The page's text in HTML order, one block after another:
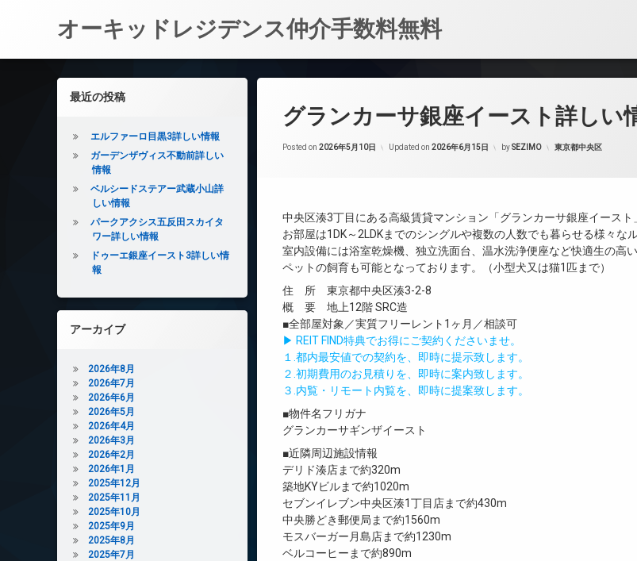
オーキッドレジデンス仲介手数料無料
グランカーサ銀座イースト詳しい
Posted on 2026年5月10日 Updated on 2026年6月15日 bySEZIMO カテゴリー:
東京都中央区
中央区湊3丁目にある高級賃貸マンション「グランカーサ銀座イース
お部屋は1DK～2LDKまでのシングルや複数の人数でも暮らせる様々な
室内設備には浴室乾燥機、独立洗面台、温水洗浄便座など快適生の高
ペットの飼育も可能となっております。（小型犬又は猫1匹まで）
住 所 東京都中央区湊3-2-8
概 要 地上12階 SRC造
■全部屋対象／実質フリーレント1ヶ月／相談可
▶ REIT FIND特典でお得にご契約くださいませ。
１.都内最安値での契約を、即時に提示致します。
２.初期費用のお見積りを、即時に案内致します。
３.内覧・リモート内覧を、即時に提案致します。
■物件名フリガナ
グランカーサギンザイースト
■近隣周辺施設情報
デリド湊店まで約320m
築地KYビルまで約1020m
セブンイレブン中央区湊1丁目店まで約430m
中央勝どき郵便局まで約1560m
モスバーガー月島店まで約1230m
ベルコーヒーまで約890m
左サイドバー
最近の投稿
エルファーロ目黒3詳しい情報
ガーデンザヴィス不動前詳しい
情報
ベルシードステアー武蔵小山詳
しい情報
パークアクシス五反田スカイタ
ワー詳しい情報
ドゥーエ銀座イースト3詳しい情
報
アーカイブ
2026年8月
2026年7月
2026年6月
2026年5月
2026年4月
2026年3月
2026年2月
2026年1月
2025年12月
2025年11月
2025年10月
2025年9月
2025年8月
2025年7月